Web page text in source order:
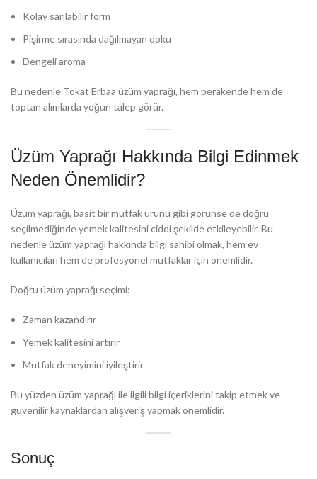
Kolay sarılabilir form
Pişirme sırasında dağılmayan doku
Dengeli aroma
Bu nedenle Tokat Erbaa üzüm yaprağı, hem perakende hem de
toptan alımlarda yoğun talep görür.
Üzüm Yaprağı Hakkında Bilgi Edinmek
Neden Önemlidir?
Üzüm yaprağı, basit bir mutfak ürünü gibi görünse de doğru
seçilmediğinde yemek kalitesini ciddi şekilde etkileyebilir. Bu
nedenle üzüm yaprağı hakkında bilgi sahibi olmak, hem ev
kullanıcıları hem de profesyonel mutfaklar için önemlidir.
Doğru üzüm yaprağı seçimi:
Zaman kazandırır
Yemek kalitesini artırır
Mutfak deneyimini iyileştirir
Bu yüzden üzüm yaprağı ile ilgili bilgi içeriklerini takip etmek ve
güvenilir kaynaklardan alışveriş yapmak önemlidir.
Sonuç